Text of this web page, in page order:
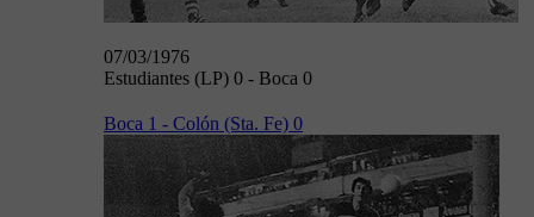
07/03/1976
Estudiantes (LP) 0 - Boca 0
Boca 1 - Colón (Sta. Fe) 0